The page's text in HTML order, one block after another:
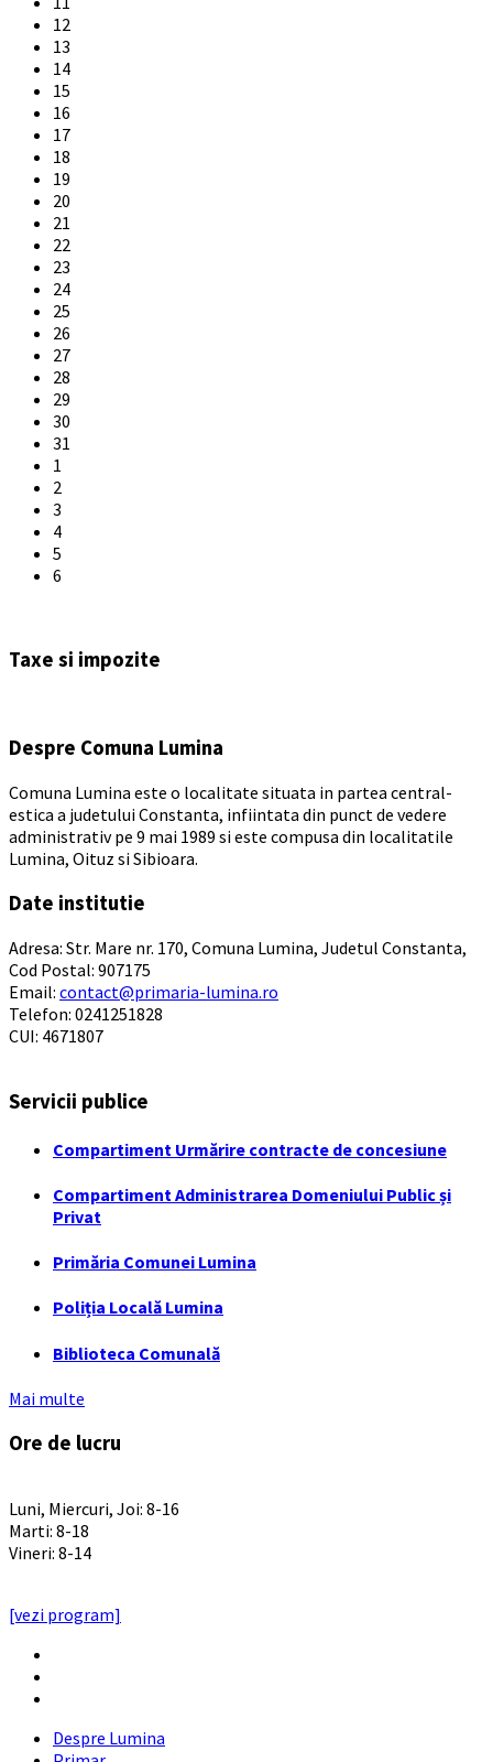
12
13
14
15
16
17
18
19
20
21
22
23
24
25
26
27
28
29
30
31
1
2
3
4
5
6
calendar
Taxe si impozite
Despre Comuna Lumina
Comuna Lumina este o localitate situata in partea central-
estica a judetului Constanta, infiintata din punct de vedere
administrativ pe 9 mai 1989 si este compusa din localitatile
Lumina, Oituz si Sibioara.
Date institutie
Adresa: Str. Mare nr. 170, Comuna Lumina, Judetul Constanta,
Cod Postal: 907175
Email: contact@primaria-lumina.ro
Telefon: 0241251828
CUI: 4671807
Servicii publice
Compartiment Urmărire contracte de concesiune
Compartiment Administrarea Domeniului Public și
Privat
Primăria Comunei Lumina
Poliția Locală Lumina
Biblioteca Comunală
Mai multe
Ore de lucru
Luni, Miercuri, Joi: 8-16
Marti: 8-18
Vineri: 8-14
[vezi program]
Despre Lumina